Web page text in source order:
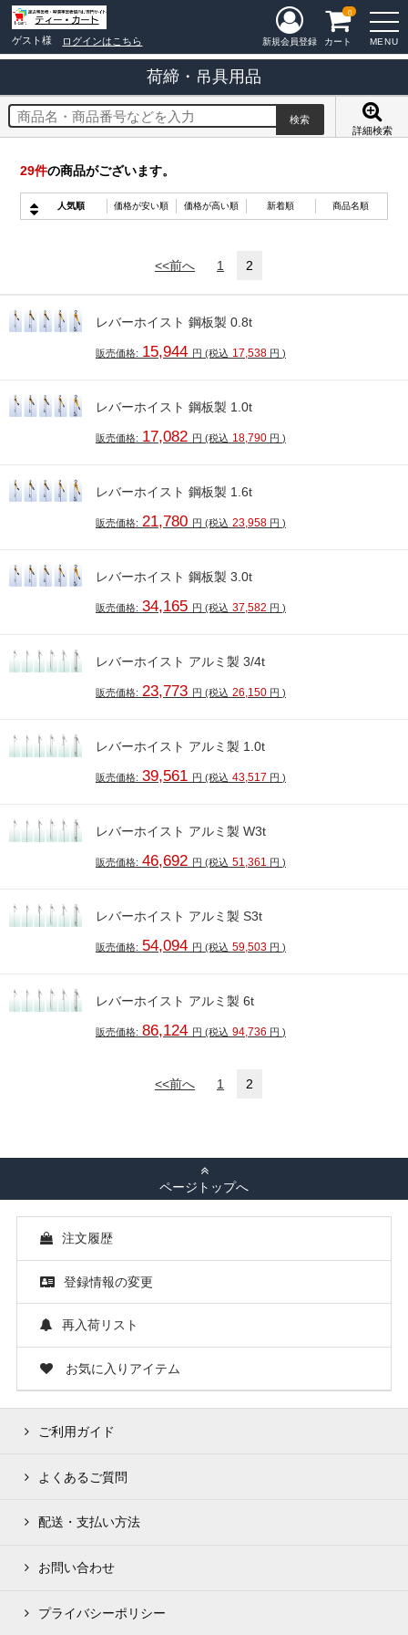
ゲスト様 ログインはこちら MENU
新規会員登録 カート
0
荷締・吊具用品
詳細検索
29件の商品がございます。
人気順 価格が安い順 価格が高い順 新着順 商品名順
<<前へ 1 2
レバーホイスト 鋼板製 0.8t
販売価格: 15,944 円 (税込 17,538 円 )
レバーホイスト 鋼板製 1.0t
販売価格: 17,082 円 (税込 18,790 円 )
レバーホイスト 鋼板製 1.6t
販売価格: 21,780 円 (税込 23,958 円 )
レバーホイスト 鋼板製 3.0t
販売価格: 34,165 円 (税込 37,582 円 )
レバーホイスト アルミ製 3/4t
販売価格: 23,773 円 (税込 26,150 円 )
レバーホイスト アルミ製 1.0t
販売価格: 39,561 円 (税込 43,517 円 )
レバーホイスト アルミ製 W3t
販売価格: 46,692 円 (税込 51,361 円 )
レバーホイスト アルミ製 S3t
販売価格: 54,094 円 (税込 59,503 円 )
レバーホイスト アルミ製 6t
販売価格: 86,124 円 (税込 94,736 円 )
<<前へ 1 2
ページトップへ
注文履歴
登録情報の変更
再入荷リスト
お気に入りアイテム
ご利用ガイド
よくあるご質問
配送・支払い方法
お問い合わせ
プライバシーポリシー